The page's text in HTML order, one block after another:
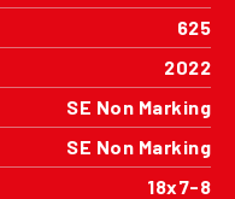
625
2022
SE Non Marking
SE Non Marking
18x7-8